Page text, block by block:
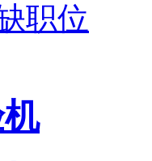
职位